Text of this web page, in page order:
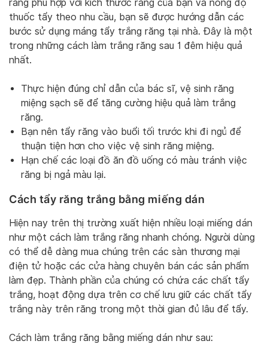
răng phù hợp với kích thước răng của bạn và nồng độ
thuốc tẩy theo nhu cầu, bạn sẽ được hướng dẫn các
bước sử dụng máng tẩy trắng răng tại nhà. Đây là một
trong những cách làm trắng răng sau 1 đêm hiệu quả
nhất.
Thực hiện đúng chỉ dẫn của bác sĩ, vệ sinh răng
miệng sạch sẽ để tăng cường hiệu quả làm trắng
răng.
Bạn nên tẩy răng vào buổi tối trước khi đi ngủ để
thuận tiện hơn cho việc vệ sinh răng miệng.
Hạn chế các loại đồ ăn đồ uống có màu tránh việc
răng bị ngả màu lại.
Cách tẩy răng trắng bằng miếng dán
Hiện nay trên thị trường xuất hiện nhiều loại miếng dán
như một cách làm trắng răng nhanh chóng. Người dùng
có thể dễ dàng mua chúng trên các sàn thương mại
điện tử hoặc các cửa hàng chuyên bán các sản phẩm
làm đẹp. Thành phần của chúng có chứa các chất tẩy
trắng, hoạt động dựa trên cơ chế lưu giữ các chất tẩy
trắng này trên răng trong một thời gian đủ lâu để tẩy.
Cách làm trắng răng bằng miếng dán như sau: